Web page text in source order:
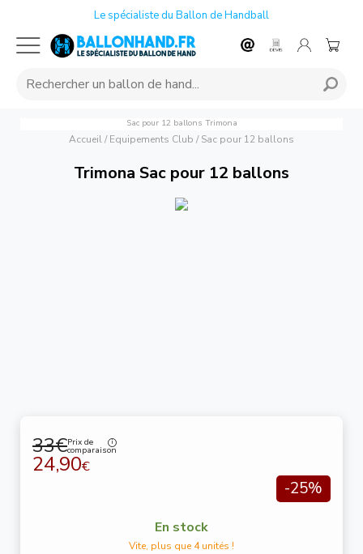
Le spécialiste du Ballon de Handball
Sac pour 12 ballons Trimona
Accueil/ Equipements Club / Sac pour 12 ballons
Trimona Sac pour 12 ballons
33€Prix de
comparaison
24,90€
-25%
En stock
Vite, plus que 4 unités !